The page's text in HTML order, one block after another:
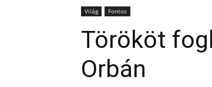
Világ Fontos
Törököt
Orbán